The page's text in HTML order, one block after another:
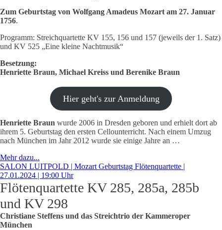
Zum Geburtstag von Wolfgang Amadeus Mozart am 27. Januar
1756.
Programm: Streichquartette KV 155, 156 und 157 (jeweils der 1. Satz)
und KV 525 „Eine kleine Nachtmusik“
Besetzung:
Henriette Braun, Michael Kreiss und Berenike Braun
Hier geht's zur Anmeldung
Henriette Braun wurde 2006 in Dresden geboren und erhielt dort ab
ihrem 5. Geburtstag den ersten Cellounterricht. Nach einem Umzug
nach München im Jahr 2012 wurde sie einige Jahre an …
Mehr dazu...
SALON LUITPOLD | Mozart Geburtstag Flötenquartette |
27.01.2024 | 19:00 Uhr
Flötenquartette KV 285, 285a, 285b
und KV 298
Christiane Steffens und das Streichtrio der Kammeroper
München